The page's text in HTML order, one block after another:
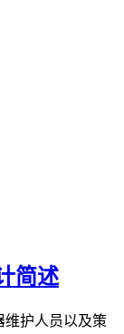
简述
维护人员以及策